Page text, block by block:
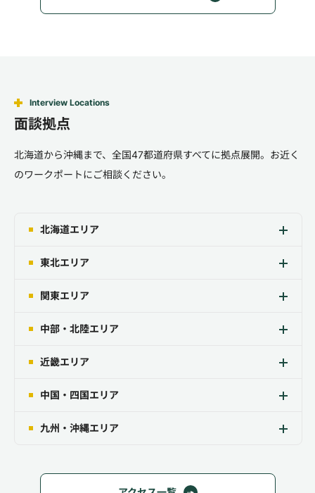
Interview Locations
面談拠点
北海道から沖縄まで、全国47都道府県すべてに拠点展開。お近く
のワークポートにご相談ください。
北海道エリア
東北エリア
関東エリア
中部・北陸エリア
近畿エリア
中国・四国エリア
九州・沖縄エリア